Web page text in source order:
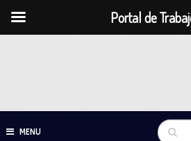
MENU
Portal de